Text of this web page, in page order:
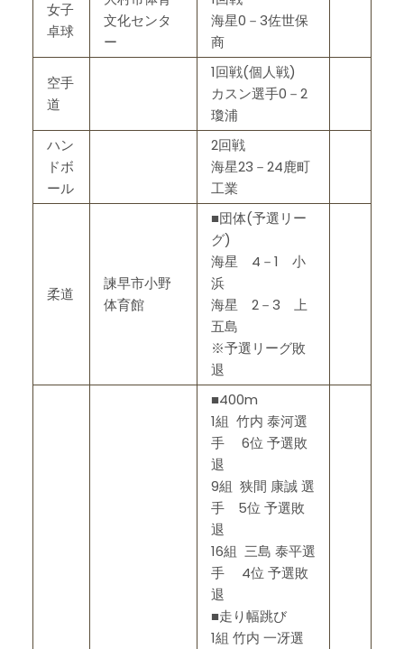
女子
卓球
文化センタ
ー
海星0－3佐世保
商
空手
道
1回戦(個人戦)
カスン選手0－2
瓊浦
ハン
ドボ
ール
2回戦
海星23－24鹿町
工業
柔道
諫早市小野
体育館
■団体(予選リー
グ)
海星 4－1 小
浜
海星 2－3 上
五島
※予選リーグ敗
退
■400m
1組 竹内 泰河選
手 6位 予選敗
退
9組 狭間 康誠 選
手 5位 予選敗
退
16組 三島 泰平選
手 4位 予選敗
退
■走り幅跳び
1組 竹内 一冴選